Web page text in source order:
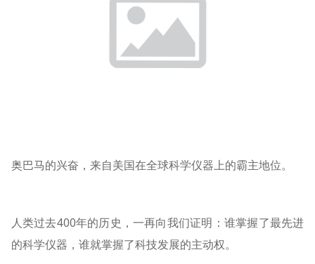
奥巴马的兴奋，来自美国在全球科学仪器上的霸主地位。
人类过去400年的历史，一再向我们证明：谁掌握了最先进
的科学仪器，谁就掌握了科技发展的主动权。